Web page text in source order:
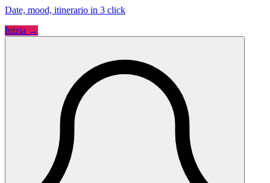
Date, mood, itinerario in 3 click
Inizia →